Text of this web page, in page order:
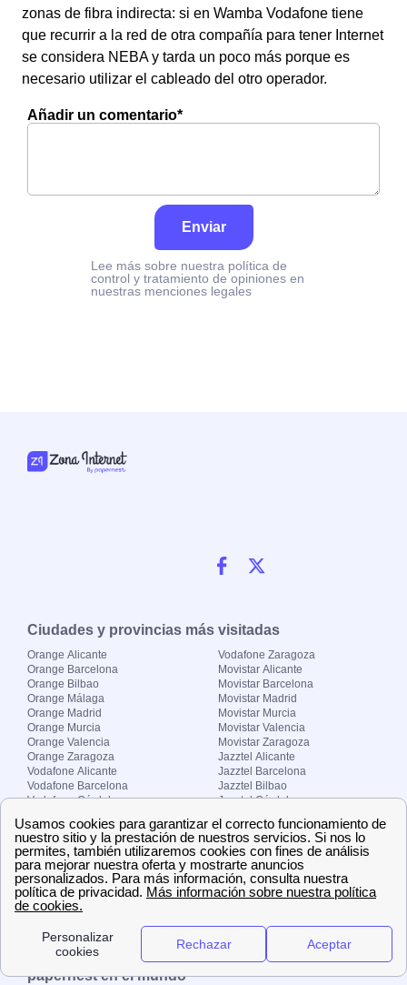
zonas de fibra indirecta: si en Wamba Vodafone tiene
que recurrir a la red de otra compañía para tener Internet
se considera NEBA y tarda un poco más porque es
necesario utilizar el cableado del otro operador.
Añadir un comentario*
Enviar
Lee más sobre nuestra política de
control y tratamiento de opiniones en
nuestras menciones legales
Ciudades y provincias más visitadas
Orange Alicante
Orange Barcelona
Orange Bilbao
Orange Málaga
Orange Madrid
Orange Murcia
Orange Valencia
Orange Zaragoza
Vodafone Alicante
Vodafone Barcelona
Vodafone Córdoba
Vodafone Madrid
Vodafone Murcia
Vodafone Valencia
Vodafone Zaragoza
Movistar Alicante
Movistar Barcelona
Movistar Madrid
Movistar Murcia
Movistar Valencia
Movistar Zaragoza
Jazztel Alicante
Jazztel Barcelona
Jazztel Bilbao
Jazztel Córdoba
Jazztel Málaga
Jazztel Valencia
Jazztel Zaragoza
Sobre Zona-internet.com
¿Quiénes somos?
El grupo papernest
Aviso legal Nuestras ofertas de trabajo
papernest en el mundo